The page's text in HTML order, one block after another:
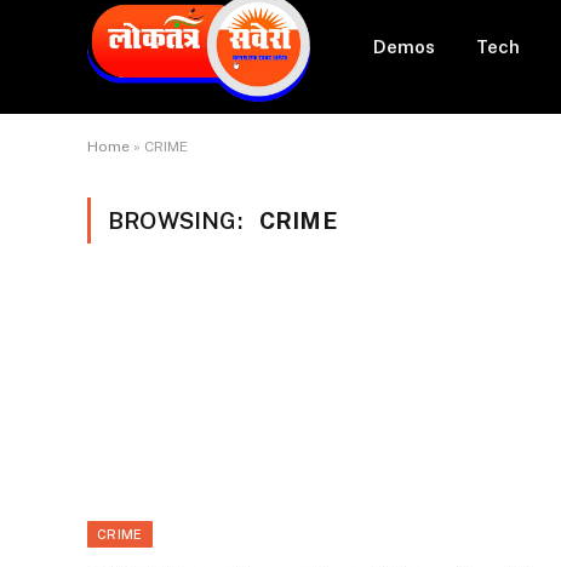
Demos Tech
Home » CRIME
BROWSING: CRIME
CRIME